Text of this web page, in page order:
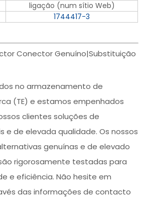
ligação (num sítio Web)
1744417-3
Conector Genuíno|Substituição
no armazenamento de
(TE) e estamos empenhados
clientes soluções de
e de elevada qualidade. Os nossos
genuínas e de elevado
rigorosamente testadas para
e eficiência. Não hesite em
das informações de contacto